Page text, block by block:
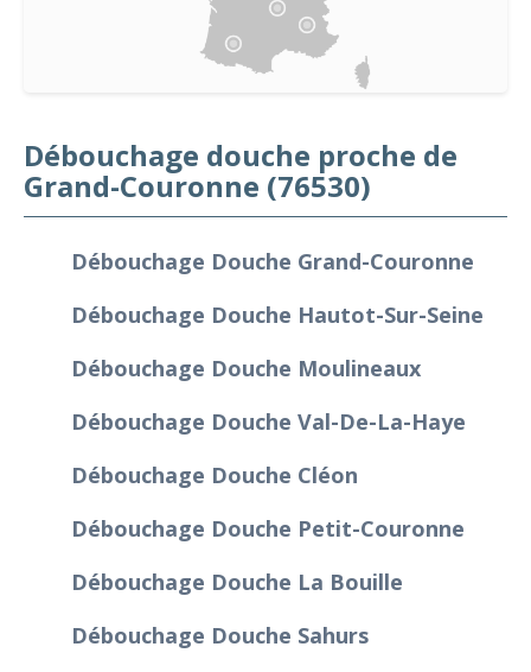
Débouchage douche proche de
Grand-Couronne (76530)
Débouchage Douche Grand-Couronne
Débouchage Douche Hautot-Sur-Seine
Débouchage Douche Moulineaux
Débouchage Douche Val-De-La-Haye
Débouchage Douche Cléon
Débouchage Douche Petit-Couronne
Débouchage Douche La Bouille
Débouchage Douche Sahurs